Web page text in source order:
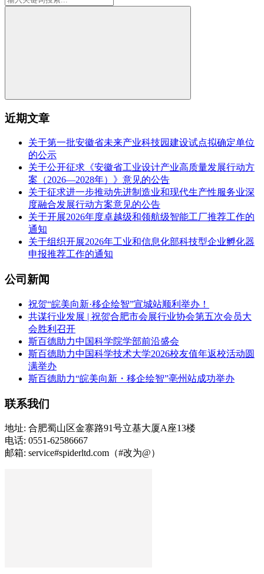
近期文章
关于第一批安徽省未来产业科技园建设试点拟确定单位
的公示
关于公开征求《安徽省工业设计产业高质量发展行动方
案（2026—2028年）》意见的公告
关于征求进一步推动先进制造业和现代生产性服务业深
度融合发展行动方案意见的公告
关于开展2026年度卓越级和领航级智能工厂推荐工作的
通知
关于组织开展2026年工业和信息化部科技型企业孵化器
申报推荐工作的通知
公司新闻
祝贺“皖美向新·移企绘智”宣城站顺利举办！
共谋行业发展 | 祝贺合肥市会展行业协会第五次会员大
会胜利召开
斯百德助力中国科学院学部前沿盛会
斯百德助力中国科学技术大学2026校友值年返校活动圆
满举办
斯百德助力“皖美向新・移企绘智”亳州站成功举办
联系我们
地址: 合肥蜀山区金寨路91号立基大厦A座13楼
电话: 0551-62586667
邮箱: service#spiderltd.com（#改为@）